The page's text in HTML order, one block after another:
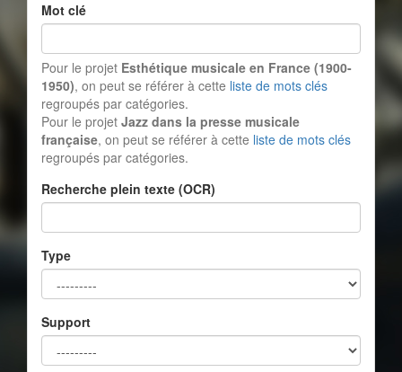
Mot clé
Pour le projet Esthétique musicale en France (1900-
1950), on peut se référer à cette liste de mots clés
regroupés par catégories.
Pour le projet Jazz dans la presse musicale
française, on peut se référer à cette liste de mots clés
regroupés par catégories.
Recherche plein texte (OCR)
Type
Support